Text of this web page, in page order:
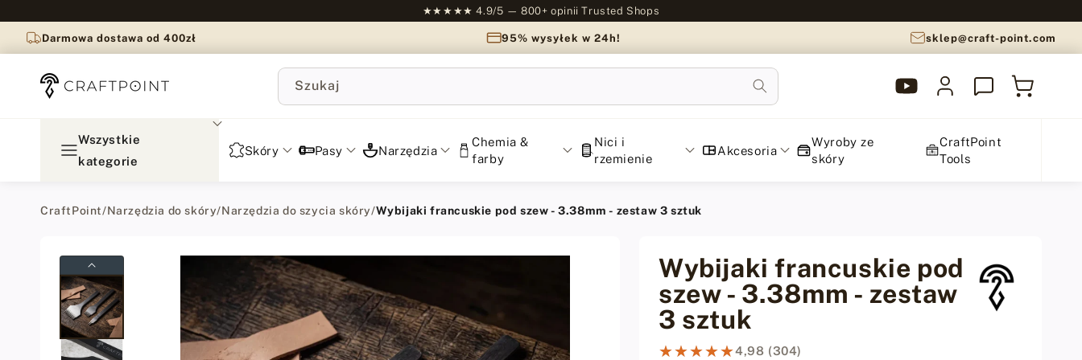
★★★★★ 4.9/5 — 800+ opinii Trusted Shops
Darmowa dostawa od 400zł 95% wysyłek w 24h! sklep@craft-point.com
Szukaj
YouTube
CraftPoint
Zaloguj
się
Koszyk
Wszystkie
kategorie
Skóry Pasy Narzędzia
Chemia &
farby
Nici i
rzemienie
Akcesoria
Wyroby ze
skóry
CraftPoint
Tools
CraftPoint/Narzędzia do skóry/Narzędzia do szycia skóry/Wybijaki francuskie pod szew - 3.38mm - zestaw 3 sztuk
do
produkcie
Wybijaki francuskie pod
szew - 3.38mm - zestaw
3 sztuk
★★★★★
★★★★★4,98 (304)